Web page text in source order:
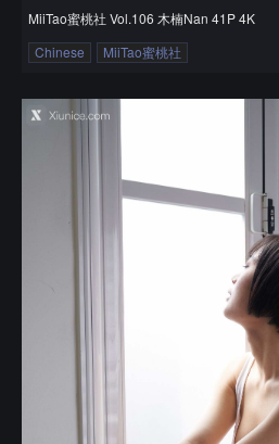
MiiTao蜜桃社 Vol.106 木楠Nan 41P 4K
Chinese
MiiTao蜜桃社